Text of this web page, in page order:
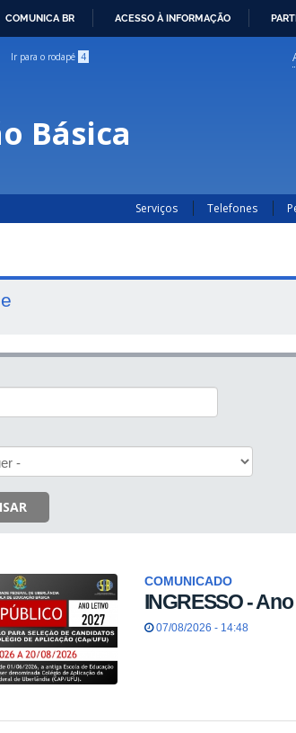
COMUNICA BR ACESSO À INFORMAÇÃO
Ir para o rodapé 4
Básica
Serviços Telefones
COMUNICADO
INGRESSO -
07/08/2026 - 14:48